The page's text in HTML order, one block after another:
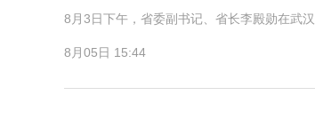
8月3日下午，省委副书记、省长李殿勋在武
8月05日 15:44